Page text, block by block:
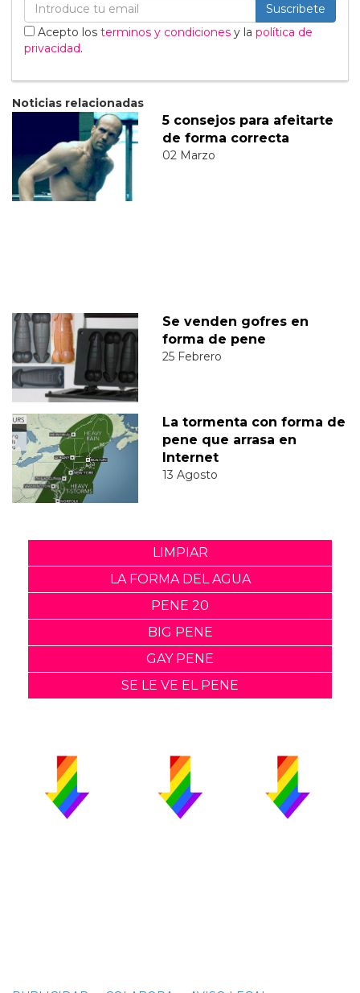
Suscribete
Acepto los terminos y condiciones y la política de
privacidad.
Noticias relacionadas
5 consejos para afeitarte
de forma correcta
02 Marzo
Se venden gofres en
forma de pene
25 Febrero
La tormenta con forma de
pene que arrasa en
Internet
13 Agosto
LIMPIAR
LA FORMA DEL AGUA
PENE 20
BIG PENE
GAY PENE
SE LE VE EL PENE